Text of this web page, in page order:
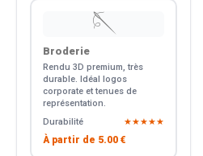
🪡
Broderie
Rendu 3D premium, très
durable. Idéal logos
corporate et tenues de
représentation.
Durabilité
★★★★★
À partir de 5.00 €